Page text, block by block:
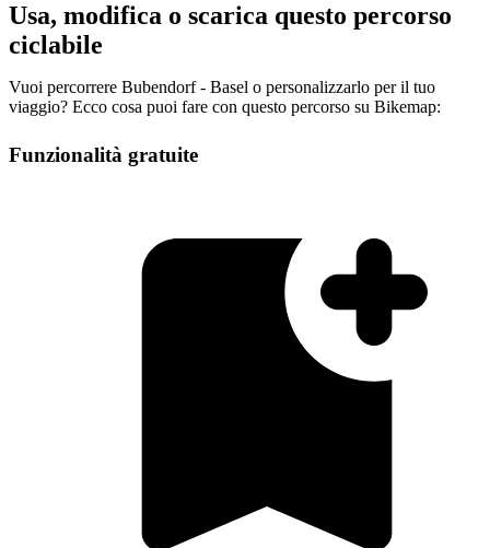
Usa, modifica o scarica questo percorso
ciclabile
Vuoi percorrere Bubendorf - Basel o personalizzarlo per il tuo
viaggio? Ecco cosa puoi fare con questo percorso su Bikemap:
Funzionalità gratuite